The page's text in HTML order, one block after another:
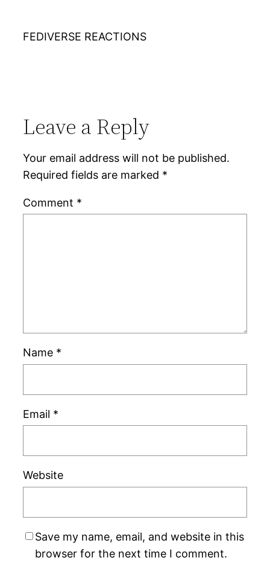
FEDIVERSE REACTIONS
Leave a Reply
Your email address will not be published.
Required fields are marked *
Comment *
Name *
Email *
Website
Save my name, email, and website in this
browser for the next time I comment.